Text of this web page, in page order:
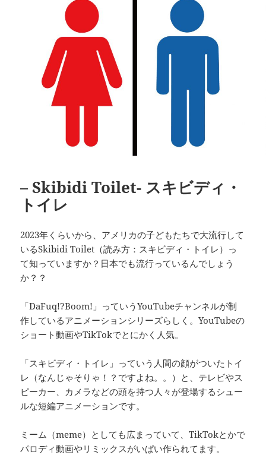
– Skibidi Toilet- スキビディ・
トイレ
2023年くらいから、アメリカの子どもたちで大流行して
いるSkibidi Toilet（読み方：スキビディ・トイレ）っ
て知っていますか？日本でも流行っているんでしょう
か？？
「DaFuq!?Boom!」っていうYouTubeチャンネルが制
作しているアニメーションシリーズらしく。YouTubeの
ショート動画やTikTokでとにかく人気。
「スキビディ・トイレ」っていう人間の顔がついたトイ
レ（なんじゃそりゃ！？ですよね。。）と、テレビやス
ピーカー、カメラなどの頭を持つ人々が登場するシュー
ルな短編アニメーションです。
ミーム（meme）としても広まっていて、TikTokとかで
パロディ動画やリミックスがいぱい作られてます。